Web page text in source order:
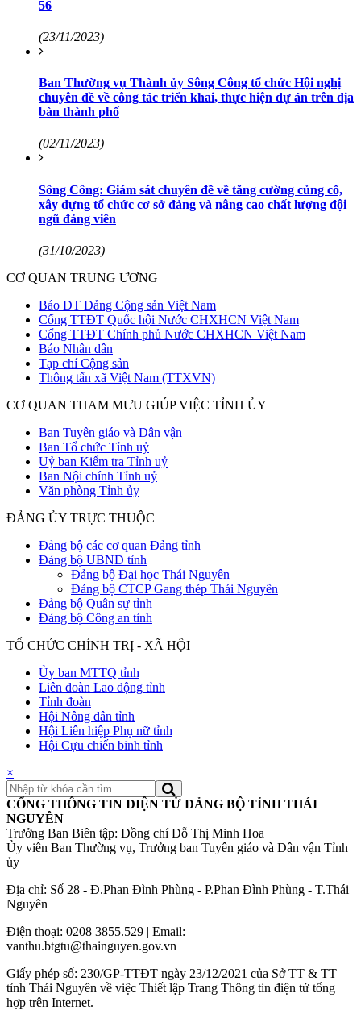
56
(23/11/2023)
Ban Thường vụ Thành ủy Sông Công tổ chức Hội nghị
chuyên đề về công tác triển khai, thực hiện dự án trên địa
bàn thành phố
(02/11/2023)
Sông Công: Giám sát chuyên đề về tăng cường củng cố,
xây dựng tổ chức cơ sở đảng và nâng cao chất lượng đội
ngũ đảng viên
(31/10/2023)
CƠ QUAN TRUNG ƯƠNG
Báo ĐT Đảng Cộng sản Việt Nam
Cổng TTĐT Quốc hội Nước CHXHCN Việt Nam
Cổng TTĐT Chính phủ Nước CHXHCN Việt Nam
Báo Nhân dân
Tạp chí Cộng sản
Thông tấn xã Việt Nam (TTXVN)
CƠ QUAN THAM MƯU GIÚP VIỆC TỈNH ỦY
Ban Tuyên giáo và Dân vận
Ban Tổ chức Tỉnh uỷ
Uỷ ban Kiểm tra Tỉnh uỷ
Ban Nội chính Tỉnh uỷ
Văn phòng Tỉnh ủy
ĐẢNG ỦY TRỰC THUỘC
Đảng bộ các cơ quan Đảng tỉnh
Đảng bộ UBND tỉnh
Đảng bộ Đại học Thái Nguyên
Đảng bộ CTCP Gang thép Thái Nguyên
Đảng bộ Quân sự tỉnh
Đảng bộ Công an tỉnh
TỔ CHỨC CHÍNH TRỊ - XÃ HỘI
Ủy ban MTTQ tỉnh
Liên đoàn Lao động tỉnh
Tỉnh đoàn
Hội Nông dân tỉnh
Hội Liên hiệp Phụ nữ tỉnh
Hội Cựu chiến binh tỉnh
×
CỔNG THÔNG TIN ĐIỆN TỬ ĐẢNG BỘ TỈNH THÁI
NGUYÊN
Trưởng Ban Biên tập: Đồng chí Đỗ Thị Minh Hoa
Ủy viên Ban Thường vụ, Trưởng ban Tuyên giáo và Dân vận Tỉnh
ủy
Địa chỉ: Số 28 - Đ.Phan Đình Phùng - P.Phan Đình Phùng - T.Thái
Nguyên
Điện thoại: 0208 3855.529 | Email:
vanthu.btgtu@thainguyen.gov.vn
Giấy phép số: 230/GP-TTĐT ngày 23/12/2021 của Sở TT & TT
tỉnh Thái Nguyên về việc Thiết lập Trang Thông tin điện tử tổng
hợp trên Internet.